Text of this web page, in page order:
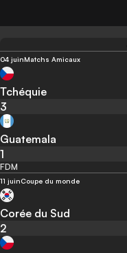
04 juinMatchs Amicaux
Tchéquie
3
Guatemala
1
FDM
11 juinCoupe du monde
Corée du Sud
2